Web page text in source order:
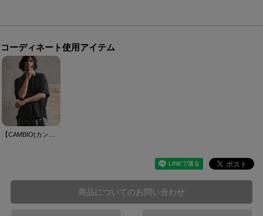
コーディネート使用アイテム
商品についてのお問い合わせ